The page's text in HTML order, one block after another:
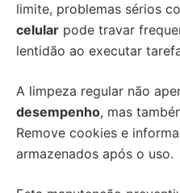
limite, problemas sérios
celular pode travar
lentidão ao executar
A limpeza regular não
desempenho, mas
Remove cookies e
armazenados após o uso.